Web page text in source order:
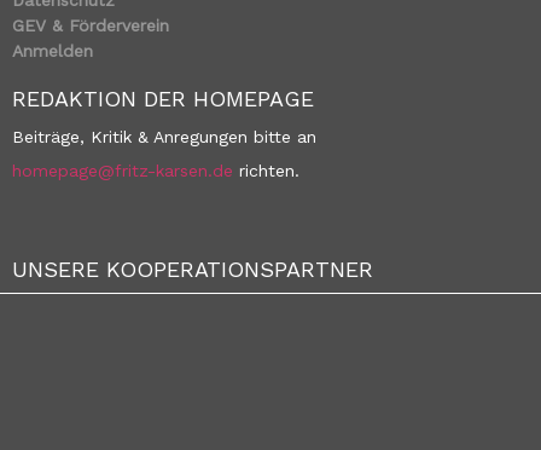
GEV & Förderverein
Anmelden
REDAKTION DER HOMEPAGE
Beiträge, Kritik & Anregungen bitte an
homepage@fritz-karsen.de richten.
UNSERE KOOPERATIONSPARTNER